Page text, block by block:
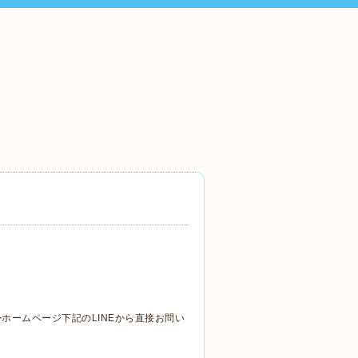
ームページ下記のLINEから直接お問い